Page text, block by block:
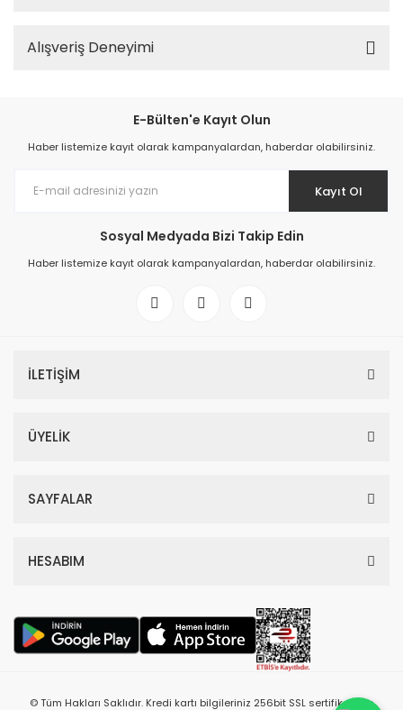
Alışveriş Deneyimi
E-Bülten'e Kayıt Olun
Haber listemize kayıt olarak kampanyalardan, haberdar olabilirsiniz.
Kayıt Ol
Sosyal Medyada Bizi Takip Edin
Haber listemize kayıt olarak kampanyalardan, haberdar olabilirsiniz.
İLETİŞİM
ÜYELİK
SAYFALAR
HESABIM
© Tüm Hakları Saklıdır. Kredi kartı bilgileriniz 256bit SSL sertifikası ile